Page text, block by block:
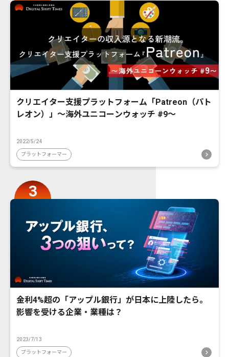
クリエイター支援プラットフォーム「Patreon（パト
レオン）」〜海外ユニコーンウォッチ #9〜
2022/5/24
プラットフォーマー
金利4%超の「アップル銀行」が日本に上陸したら。
影響を受ける企業・業種は？
2023/7/13
プラットフォーマー